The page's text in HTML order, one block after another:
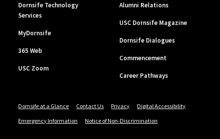
Dornsife Technology
Services
MyDornsife
365 Web
USC Zoom
Alumni Relations
USC Dornsife Magazine
Dornsife Dialogues
Commencement
Career Pathways
Dornsife at a Glance Contact Us Privacy
Digital Accessibility
Emergency Information
Notice of Non-Discrimination